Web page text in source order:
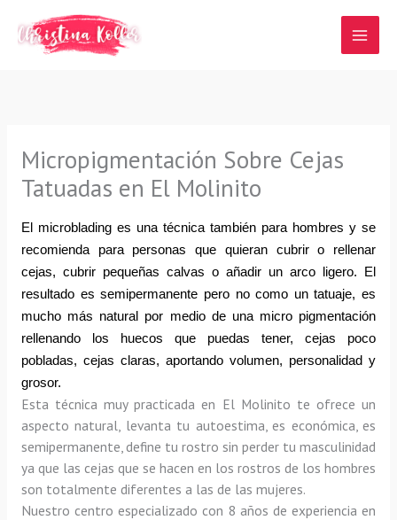
contenido
Micropigmentación Sobre Cejas
Tatuadas en El Molinito
El microblading es una técnica también para hombres y se
recomienda para personas que quieran cubrir o rellenar
cejas, cubrir pequeñas calvas o añadir un arco ligero. El
resultado es semipermanente pero no como un tatuaje, es
mucho más natural por medio de una micro pigmentación
rellenando los huecos que puedas tener, cejas poco
pobladas, cejas claras, aportando volumen, personalidad y
grosor.
Esta técnica muy practicada en El Molinito te ofrece un
aspecto natural, levanta tu autoestima, es económica, es
semipermanente, define tu rostro sin perder tu masculinidad
ya que las cejas que se hacen en los rostros de los hombres
son totalmente diferentes a las de las mujeres.
Nuestro centro especializado con 8 años de experiencia en